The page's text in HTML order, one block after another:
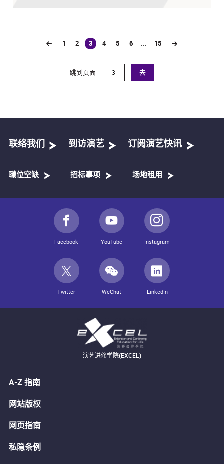
1 2 3
(current)
4 5 6 ... 15
跳到页面 去
联络我们 到访演艺 订阅演艺快讯
職位空缺 招标事项 场地租用
Facebook YouTube Instagram
Twitter WeChat LinkedIn
演艺进修学院(EXCEL)
A-Z 指南
网站版权
网页指南
私隐条例